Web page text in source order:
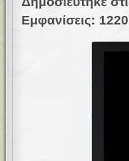
Εμφανίσεις: 1220